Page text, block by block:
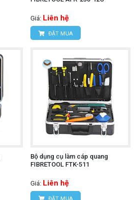
Giá: Liên hệ
ĐẶT MUA
Bộ dụng cụ làm cáp quang
FIBRETOOL FTK-511
Giá: Liên hệ